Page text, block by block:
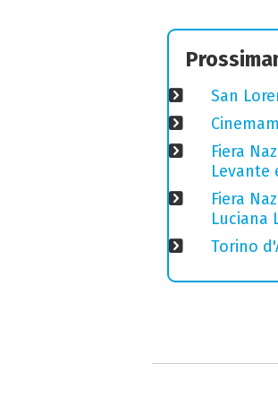
San
Fiera
Levante
Fiera
Luciana
Torino